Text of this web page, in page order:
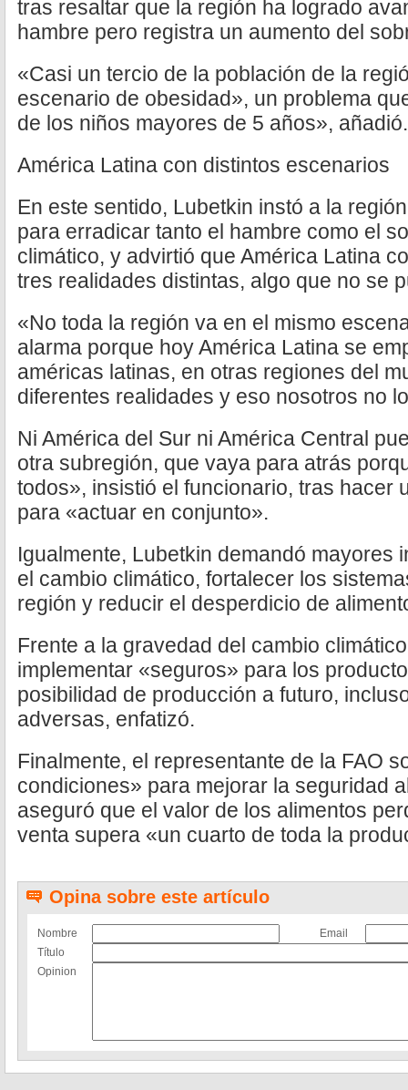
tras resaltar que la región ha logrado
hambre pero registra un aumento del
«Casi un tercio de la población de la
escenario de obesidad», un problema
de los niños mayores de 5 años», añadió.
América Latina con distintos escenarios
En este sentido, Lubetkin instó a la
para erradicar tanto el hambre como el
climático, y advirtió que América Latina
tres realidades distintas, algo que no se
«No toda la región va en el mismo
alarma porque hoy América Latina se
américas latinas, en otras regiones del
diferentes realidades y eso nosotros no
Ni América del Sur ni América Central
otra subregión, que vaya para atrás
todos», insistió el funcionario, tras hacer
para «actuar en conjunto».
Igualmente, Lubetkin demandó mayores
el cambio climático, fortalecer los
región y reducir el desperdicio de
Frente a la gravedad del cambio
implementar «seguros» para los
posibilidad de producción a futuro,
adversas, enfatizó.
Finalmente, el representante de la FAO
condiciones» para mejorar la seguridad
aseguró que el valor de los alimentos
venta supera «un cuarto de toda la
Opina sobre este artículo
Nombre
Email
Título
Opinion